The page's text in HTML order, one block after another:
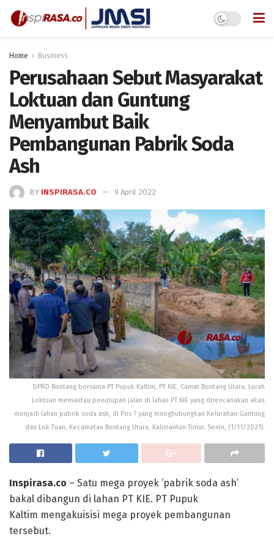
Home Business
Perusahaan Sebut Masyarakat
Loktuan dan Guntung
Menyambut Baik
Pembangunan Pabrik Soda
Ash
BY INSPIRASA.CO 9 April 2022
DPRD Bontang bersama PT Pupuk Kaltim, PT KIE, Camat Bontang Utara, Lurah
Loktuan memantau penutupan jalan di lahan PT KIE yang direncanakan akan
menjadi lahan pabrik soda ash, di Pos 7 yang menghubungkan Kelurahan Guntung
dan Lok Tuan, Kecamatan Bontang Utara, Kalimantan Timur. Senin, (1/11/2021).
Inspirasa.co – Satu mega proyek ‘pabrik soda ash’
bakal dibangun di lahan PT KIE. PT Pupuk
Kaltim mengakuisisi mega proyek pembangunan
tersebut.